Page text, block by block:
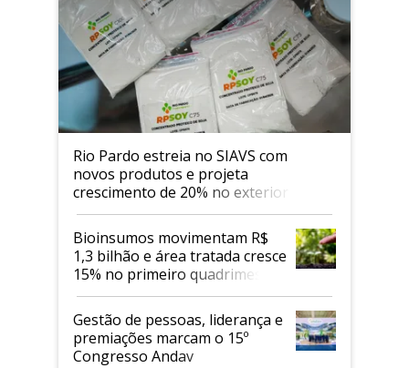
Rio Pardo estreia no SIAVS com
novos produtos e projeta
crescimento de 20% no exterior
Bioinsumos movimentam R$
1,3 bilhão e área tratada cresce
15% no primeiro quadrimestre
de 2026
Gestão de pessoas, liderança e
premiações marcam o 15º
Congresso Andav